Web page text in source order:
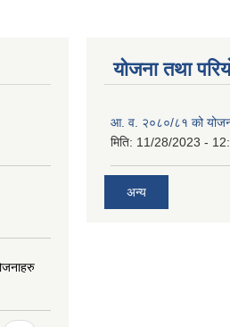
योजना तथा
आ. व. २०८०/८१ को
मिति: 11/28/2023 -
अन्य